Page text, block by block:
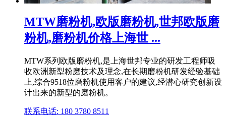
MTW磨粉机,欧版磨粉机,世邦欧版磨
粉机,磨粉机价格上海世 ...
MTW系列欧版磨粉机,是上海世邦专业的研发工程师吸
收欧洲新型粉磨技术及理念,在长期磨粉机研发经验基础
上,综合9518位磨粉机使用客户的建议,经潜心研究创新设
计出来的新型的磨粉机。
联系电话: 180 3780 8511